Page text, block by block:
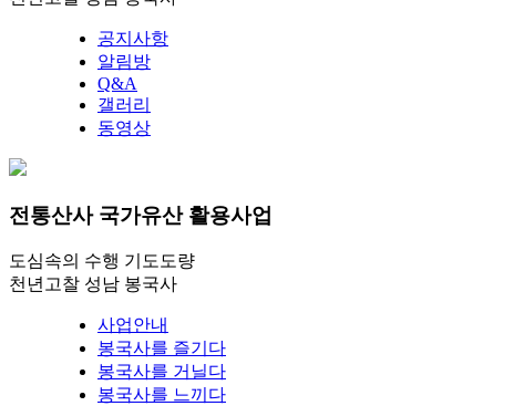
공지사항
알림방
Q&A
갤러리
동영상
전통산사 국가유산 활용사업
도심속의 수행 기도도량
천년고찰 성남 봉국사
사업안내
봉국사를 즐기다
봉국사를 거닐다
봉국사를 느끼다